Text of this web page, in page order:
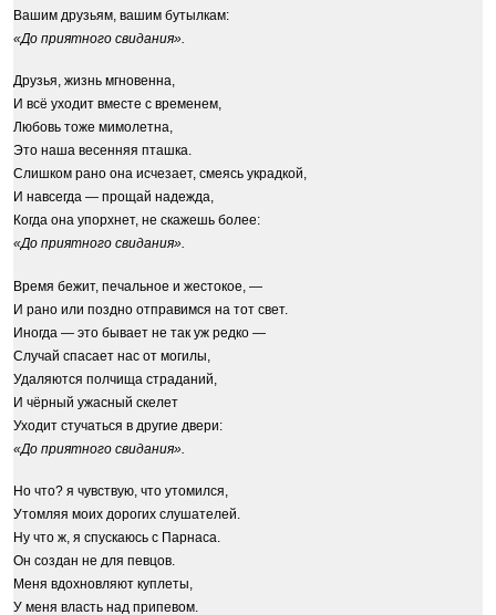
Вашим друзьям, вашим бутылкам:
«До приятного свидания».
Друзья, жизнь мгновенна,
И всё уходит вместе с временем,
Любовь тоже мимолетна,
Это наша весенняя пташка.
Слишком рано она исчезает, смеясь украдкой,
И навсегда — прощай надежда,
Когда она упорхнет, не скажешь более:
«До приятного свидания».
Время бежит, печальное и жестокое, —
И рано или поздно отправимся на тот свет.
Иногда — это бывает не так уж редко —
Случай спасает нас от могилы,
Удаляются полчища страданий,
И чёрный ужасный скелет
Уходит стучаться в другие двери:
«До приятного свидания».
Но что? я чувствую, что утомился,
Утомляя моих дорогих слушателей.
Ну что ж, я спускаюсь с Парнаса.
Он создан не для певцов.
Меня вдохновляют куплеты,
У меня власть над припевом.